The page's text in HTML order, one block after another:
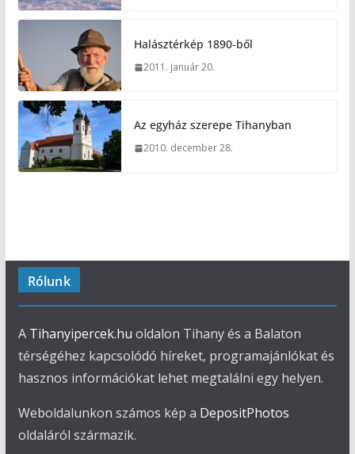
Halásztérkép 1890-ből
2011. január 20.
Az egyház szerepe Tihanyban
2010. december 28.
Rólunk
A Tihanyipercek.hu oldalon Tihany és a Balaton
térségéhez kapcsolódó híreket, programajánlókat és
hasznos információkat lehet megtalálni egy helyen.
Weboldalunkon számos kép a DepositPhotos
oldaláról származik.